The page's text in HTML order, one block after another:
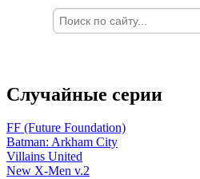
Случайные серии
FF (Future Foundation)
Batman: Arkham City
Villains United
New X-Men v.2